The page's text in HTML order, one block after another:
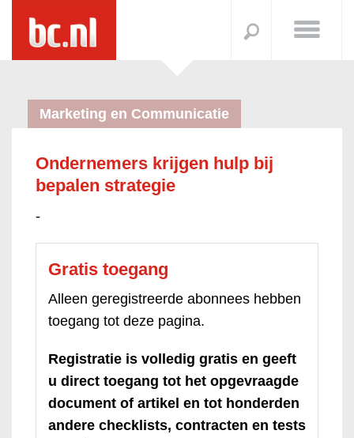
Marketing en Communicatie
Ondernemers krijgen hulp bij
bepalen strategie
-
Gratis toegang
Alleen geregistreerde abonnees hebben
toegang tot deze pagina.
Registratie is volledig gratis en geeft
u direct toegang tot het opgevraagde
document of artikel en tot honderden
andere checklists, contracten en tests